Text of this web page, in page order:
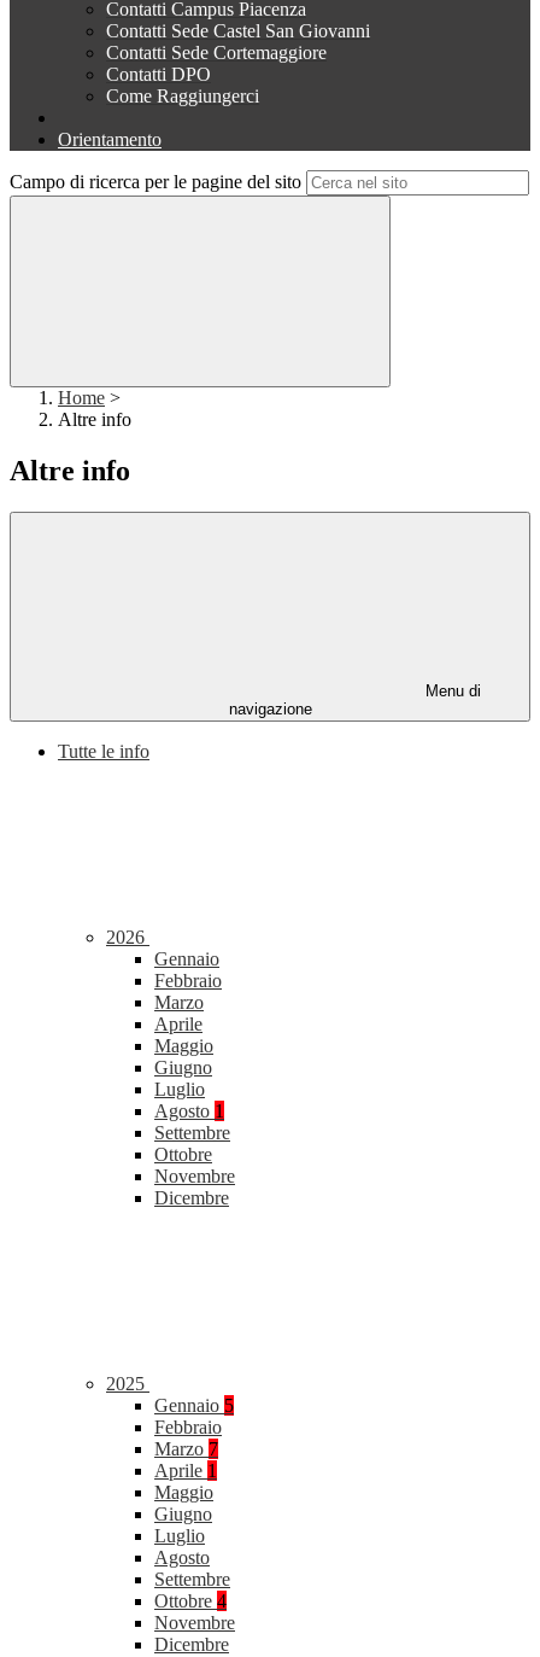
Contatti Campus Piacenza
Contatti Sede Castel San Giovanni
Contatti Sede Cortemaggiore
Contatti DPO
Come Raggiungerci
Orientamento
Campo di ricerca per le pagine del sito
Home >
Altre info
Altre info
Menu di
navigazione
Tutte le info
2026
Gennaio
Febbraio
Marzo
Aprile
Maggio
Giugno
Luglio
Agosto 1
Settembre
Ottobre
Novembre
Dicembre
2025
Gennaio 5
Febbraio
Marzo 7
Aprile 1
Maggio
Giugno
Luglio
Agosto
Settembre
Ottobre 4
Novembre
Dicembre